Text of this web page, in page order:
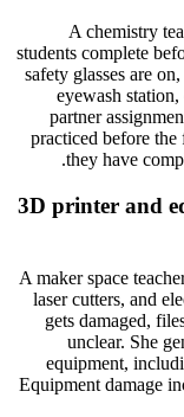
A chemistry
students complete
safety glasses are
eyewash
partner
practiced before
they have
3D printer and
A maker space
laser cutters, and
gets damaged,
unclear. She
equipment,
Equipment damage